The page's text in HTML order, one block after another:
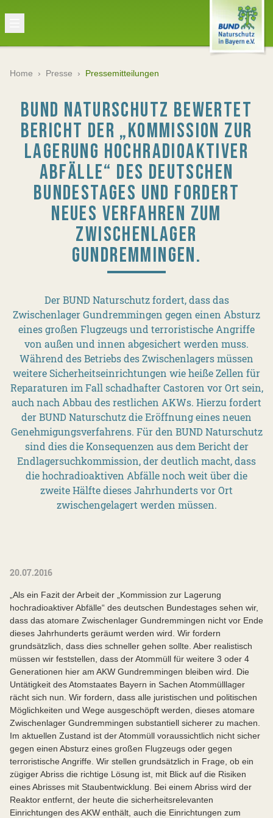
Home › Presse › Pressemitteilungen
BUND NATURSCHUTZ BEWERTET
BERICHT DER „KOMMISSION ZUR
LAGERUNG HOCHRADIOAKTIVER
ABFÄLLE“ DES DEUTSCHEN
BUNDESTAGES UND FORDERT
NEUES VERFAHREN ZUM
ZWISCHENLAGER
GUNDREMMINGEN.
Der BUND Naturschutz fordert, dass das
Zwischenlager Gundremmingen gegen einen Absturz
eines großen Flugzeugs und terroristische Angriffe
von außen und innen abgesichert werden muss.
Während des Betriebs des Zwischenlagers müssen
weitere Sicherheitseinrichtungen wie heiße Zellen für
Reparaturen im Fall schadhafter Castoren vor Ort sein,
auch nach Abbau des restlichen AKWs. Hierzu fordert
der BUND Naturschutz die Eröffnung eines neuen
Genehmigungsverfahrens. Für den BUND Naturschutz
sind dies die Konsequenzen aus dem Bericht der
Endlagersuchkommission, der deutlich macht, dass
die hochradioaktiven Abfälle noch weit über die
zweite Hälfte dieses Jahrhunderts vor Ort
zwischengelagert werden müssen.
20.07.2016
„Als ein Fazit der Arbeit der „Kommission zur Lagerung
hochradioaktiver Abfälle“ des deutschen Bundestages sehen wir,
dass das atomare Zwischenlager Gundremmingen nicht vor Ende
dieses Jahrhunderts geräumt werden wird. Wir fordern
grundsätzlich, dass dies schneller gehen sollte. Aber realistisch
müssen wir feststellen, dass der Atommüll für weitere 3 oder 4
Generationen hier am AKW Gundremmingen bleiben wird. Die
Untätigkeit des Atomstaates Bayern in Sachen Atommülllager
rächt sich nun. Wir fordern, dass alle juristischen und politischen
Möglichkeiten und Wege ausgeschöpft werden, dieses atomare
Zwischenlager Gundremmingen substantiell sicherer zu machen.
Im aktuellen Zustand ist der Atommüll voraussichtlich nicht sicher
gegen einen Absturz eines großen Flugzeugs oder gegen
terroristische Angriffe. Wir stellen grundsätzlich in Frage, ob ein
zügiger Abriss die richtige Lösung ist, mit Blick auf die Risiken
eines Abrisses mit Staubentwicklung. Bei einem Abriss wird der
Reaktor entfernt, der heute die sicherheitsrelevanten
Einrichtungen des AKW enthält, auch die Einrichtungen zum